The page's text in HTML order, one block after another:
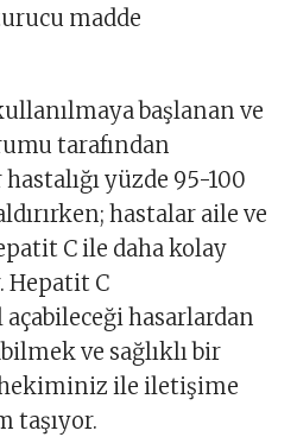
madde
başlanan ve
tarafından
yüzde 95-100
hastalar aile ve
C ile daha kolay
Hepatit C
hasarlardan
ve sağlıklı bir
ile iletişime
taşıyor.